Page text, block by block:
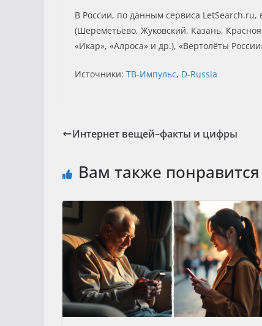
В России, по данным сервиса LetSearch.ru,
(Шереметьево, Жуковский, Казань,
«Икар», «Алроса» и др.), «Вертолёты
Источники: ТВ-Импульс, D-Russia
Интернет вещей–факты и цифры
Вам также понравится